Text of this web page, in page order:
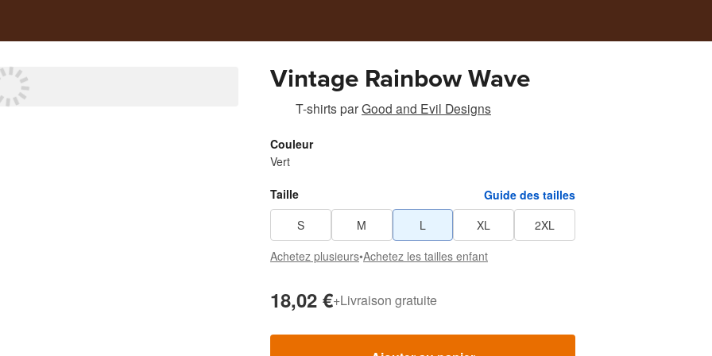
Vintage Rainbow Wave
T-shirtsparGood and Evil Designs
Couleur
Vert
Taille
Guide des tailles
S
M L XL
2XL
Achetez plusieurs•Achetez les tailles enfant
18,02 €+Livraison gratuite